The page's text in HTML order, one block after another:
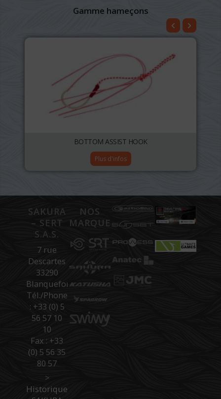
Gamme hameçons
BOTTOM ASSIST HOOK
Plus d'infos
SAKURA
– SERT
S.A.S.
7 rue
Descartes
33290
Blanquefort
Tél./Phone
: +33 (0) 5
56 57 10
10
Fax : +33
(0) 5 56 35
80 57
>
Historique
NOS
MARQUES